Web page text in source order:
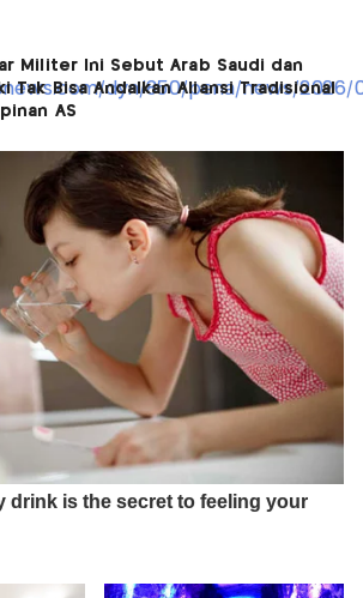
Militer Ini Sebut Arab Saudi dan
Tak Bisa Andalkan Aliansi Tradisional
AS